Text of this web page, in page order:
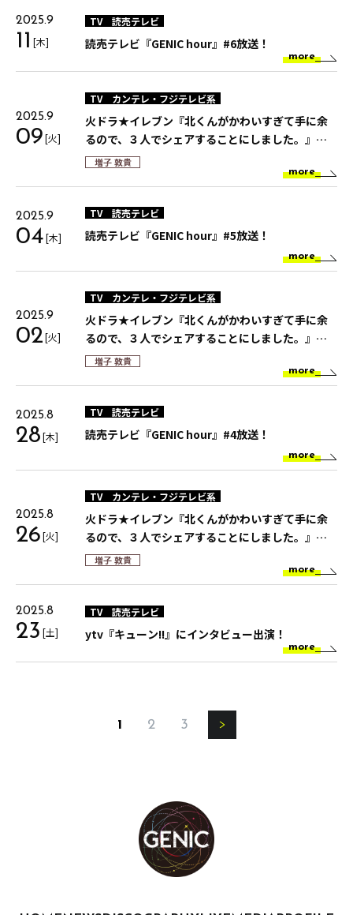
2025.9
11 [木]
TV 読売テレビ
読売テレビ『GENIC hour』#6放送！
more
2025.9
09[火]
TV カンテレ・フジテレビ系
火ドラ★イレブン『北くんがかわいすぎて手に余
るので、３人でシェアすることにしました。』第
11話放送
増子 敦貴
more
2025.9
04[木]
TV 読売テレビ
読売テレビ『GENIC hour』#5放送！
more
2025.9
02[火]
TV カンテレ・フジテレビ系
火ドラ★イレブン『北くんがかわいすぎて手に余
るので、３人でシェアすることにしました。』第
10話放送
増子 敦貴
more
2025.8
28[木]
TV 読売テレビ
読売テレビ『GENIC hour』#4放送！
more
2025.8
26[火]
TV カンテレ・フジテレビ系
火ドラ★イレブン『北くんがかわいすぎて手に余
るので、３人でシェアすることにしました。』第9
話放送
増子 敦貴
more
2025.8
23 [土]
TV 読売テレビ
ytv『キューン!!』にインタビュー出演！
more
1 2 3